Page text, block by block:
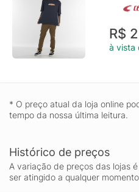
R$
à vista
* O preço atual da loja online
tempo da nossa última leitura.
Histórico de preços
A variação de preços das lojas
ser atingido a qualquer